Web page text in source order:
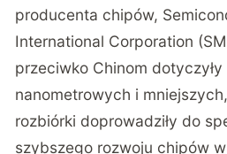
producenta chipów,
International Corporation
przeciwko Chinom
nanometrowych i
rozbiórki doprowadziły do
szybszego rozwoju chipów